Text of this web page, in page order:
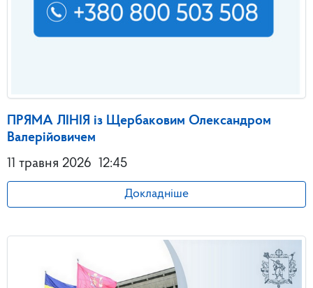
ПРЯМА ЛІНІЯ із Щербаковим Олександром
Валерійовичем
11 травня 2026 12:45
Докладніше